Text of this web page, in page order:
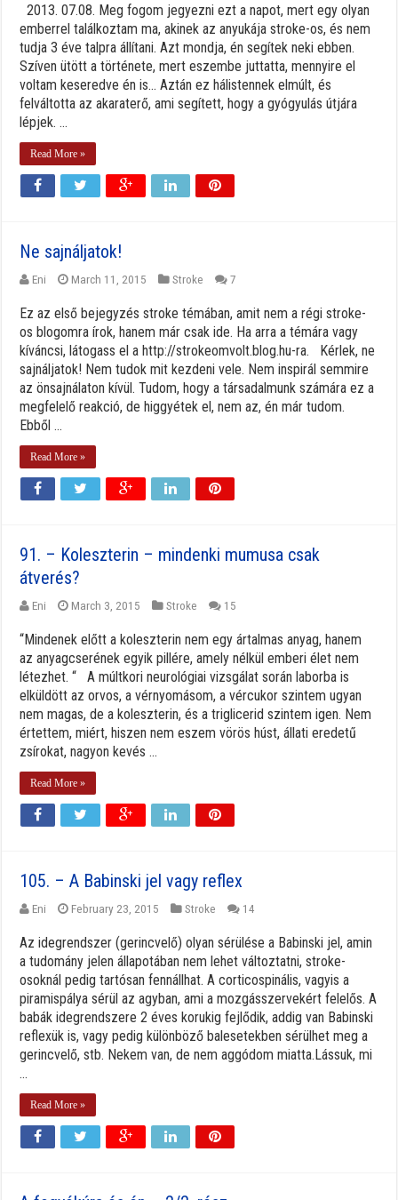
2013. 07.08. Meg fogom jegyezni ezt a napot, mert egy olyan
emberrel találkoztam ma, akinek az anyukája stroke-os, és nem
tudja 3 éve talpra állítani. Azt mondja, én segítek neki ebben.
Szíven ütött a története, mert eszembe juttatta, mennyire el
voltam keseredve én is… Aztán ez hálistennek elmúlt, és
felváltotta az akaraterő, ami segített, hogy a gyógyulás útjára
lépjek. ...
Read More »
Ne sajnáljatok!
Eni March 11, 2015 Stroke 7
Ez az első bejegyzés stroke témában, amit nem a régi stroke-
os blogomra írok, hanem már csak ide. Ha arra a témára vagy
kíváncsi, látogass el a http://strokeomvolt.blog.hu-ra. Kérlek, ne
sajnáljatok! Nem tudok mit kezdeni vele. Nem inspirál semmire
az önsajnálaton kívül. Tudom, hogy a társadalmunk számára ez a
megfelelő reakció, de higgyétek el, nem az, én már tudom.
Ebből ...
Read More »
91. – Koleszterin – mindenki mumusa csak
átverés?
Eni March 3, 2015 Stroke 15
“Mindenek előtt a koleszterin nem egy ártalmas anyag, hanem
az anyagcserének egyik pillére, amely nélkül emberi élet nem
létezhet. “ A múltkori neurológiai vizsgálat során laborba is
elküldött az orvos, a vérnyomásom, a vércukor szintem ugyan
nem magas, de a koleszterin, és a triglicerid szintem igen. Nem
értettem, miért, hiszen nem eszem vörös húst, állati eredetű
zsírokat, nagyon kevés ...
Read More »
105. – A Babinski jel vagy reflex
Eni February 23, 2015 Stroke 14
Az idegrendszer (gerincvelő) olyan sérülése a Babinski jel, amin
a tudomány jelen állapotában nem lehet változtatni, stroke-
osoknál pedig tartósan fennállhat. A corticospinális, vagyis a
piramispálya sérül az agyban, ami a mozgásszervekért felelős. A
babák idegrendszere 2 éves korukig fejlődik, addig van Babinski
reflexük is, vagy pedig különböző balesetekben sérülhet meg a
gerincvelő, stb. Nekem van, de nem aggódom miatta.Lássuk, mi
...
Read More »